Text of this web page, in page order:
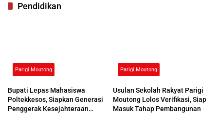
Pendidikan
Parigi Moutong
Bupati Lepas Mahasiswa
Poltekkesos, Siapkan Generasi
Penggerak Kesejahteraan
Parigi Moutong
Usulan Sekolah Rakyat Parigi
Moutong Lolos Verifikasi, Siap
Masuk Tahap Pembangunan